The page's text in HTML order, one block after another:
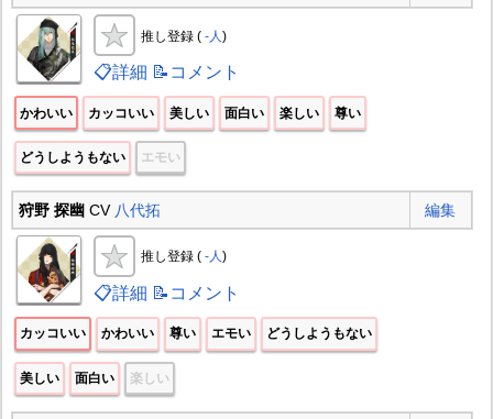
推し登録 ( -人 )
📋詳細 📝コメント
かわいい カッコいい 美しい 面白い 楽しい 尊い
どうしようもない エモい
狩野 探幽 CV 八代拓 編集
推し登録 ( -人)
📋詳細 📝コメント
カッコいい かわいい 尊い エモい どうしようもない
美しい 面白い 楽しい